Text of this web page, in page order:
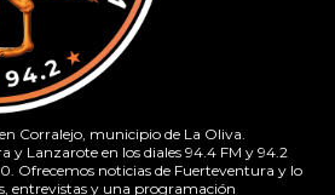
Corralejo, municipio de La Oliva.
y Lanzarote en los diales 94.4 FM y 94.2
Ofrecemos noticias de Fuerteventura y lo
entrevistas y una programación